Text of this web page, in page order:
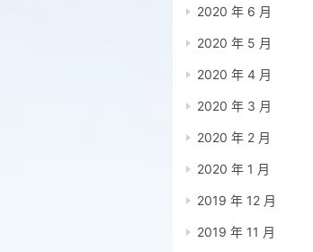
2020 年 6 月
2020 年 5 月
2020 年 4 月
2020 年 3 月
2020 年 2 月
2020 年 1 月
2019 年 12 月
2019 年 11 月